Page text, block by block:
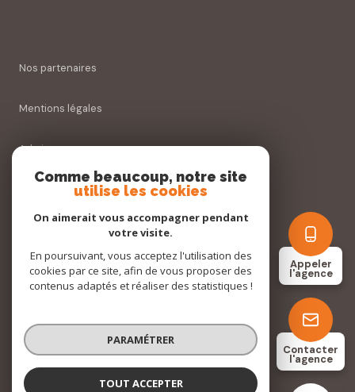
Appeler
l'agence
Contacter
l'agence
Nos partenaires
Mentions légales
Admin
Nos honoraires
Cookies
© 2026 | Tous droits réservés
Réalisé par
Comme beaucoup, notre site
utilise les cookies
On aimerait vous accompagner pendant
votre visite.
En poursuivant, vous acceptez l'utilisation des
cookies par ce site, afin de vous proposer des
contenus adaptés et réaliser des statistiques !
PARAMÉTRER
TOUT ACCEPTER